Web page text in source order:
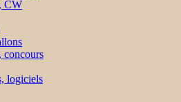
CW
concours
logiciels